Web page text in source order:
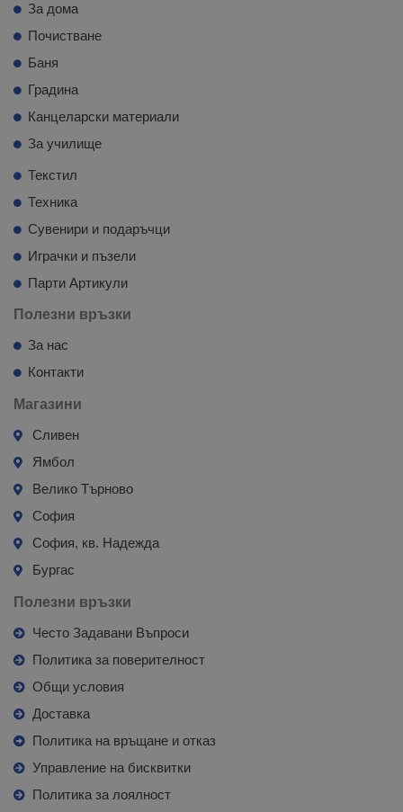
За дома
Почистване
Баня
Градина
Канцеларски материали
За училище
Текстил
Техника
Сувенири и подаръчци
Играчки и пъзели
Парти Артикули
Полезни връзки
За нас
Контакти
Магазини
Сливен
Ямбол
Велико Търново
София
София, кв. Надежда
Бургас
Полезни връзки
Често Задавани Въпроси
Политика за поверителност
Общи условия
Доставка
Политика на връщане и отказ
Управление на бисквитки
Политика за лоялност